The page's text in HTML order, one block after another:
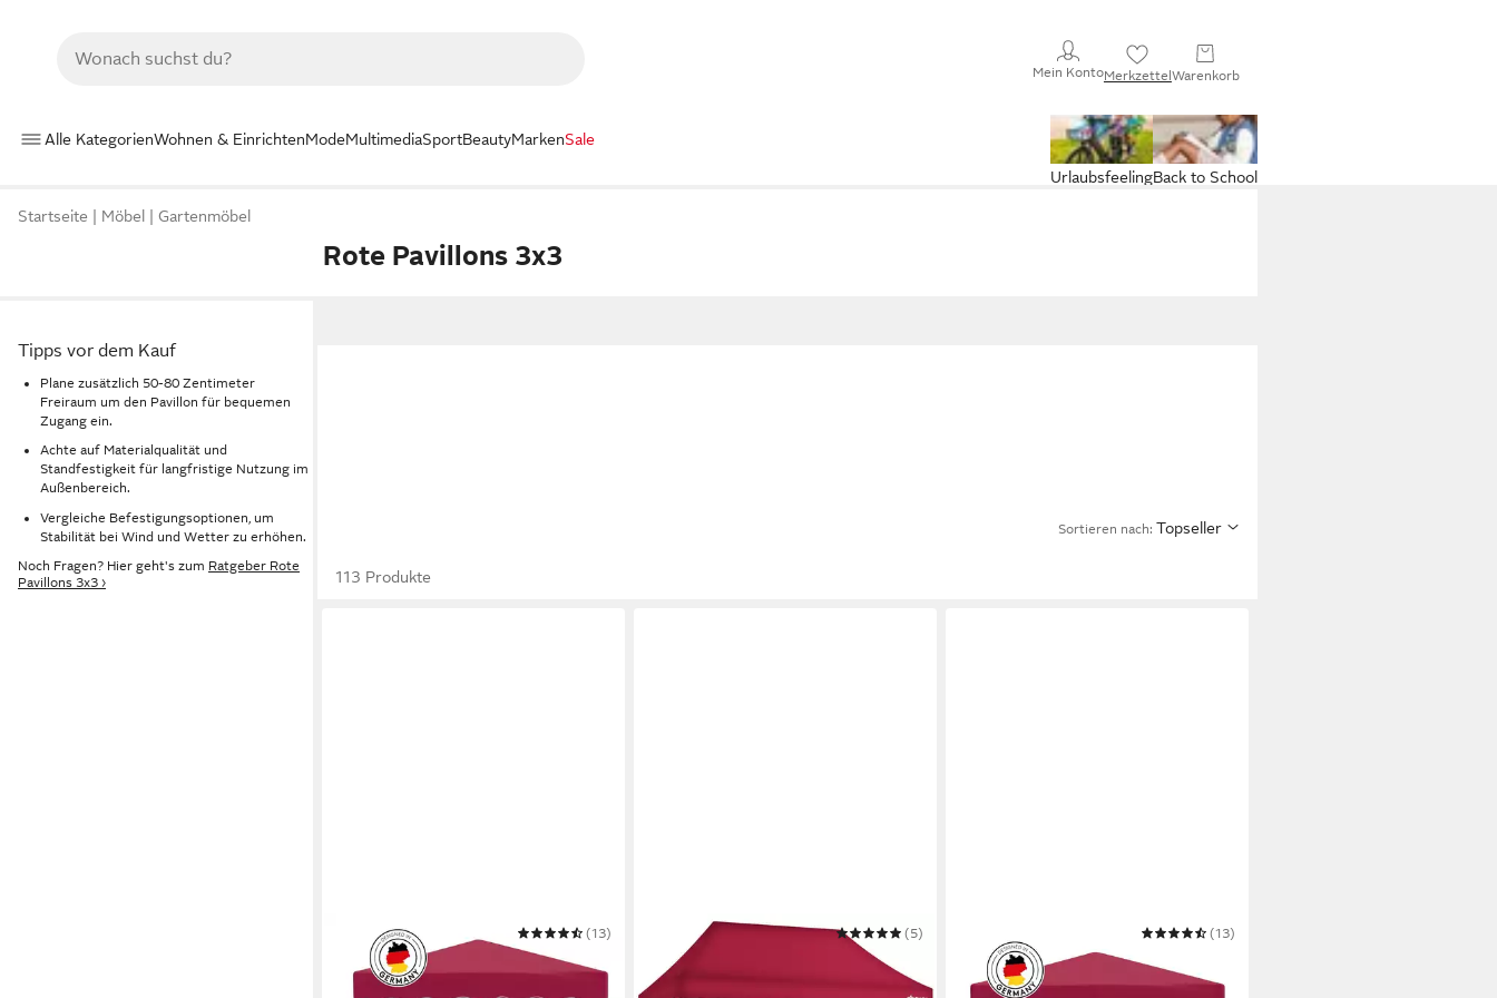
Mein KontoMerkzettelWarenkorb
Alle KategorienWohnen & EinrichtenModeMultimediaSportBeautyMarkenSale
Back to School
Urlaubsfeeling
Startseite Möbel Gartenmöbel
Rote Pavillons 3x3
Tipps vor dem Kauf
Plane zusätzlich 50-80 Zentimeter
Freiraum um den Pavillon für bequemen
Zugang ein.
Achte auf Materialqualität und
Standfestigkeit für langfristige Nutzung im
Außenbereich.
Vergleiche Befestigungsoptionen, um
Stabilität bei Wind und Wetter zu erhöhen.
Noch Fragen? Hier geht's zum Ratgeber Rote
Pavillons 3x3 ›
Sortieren nach: Topseller
113 Produkte
KRONENBURG
Faltpavillon 3x3 m wasserdicht -
Gartenpavillon, Partyzelt stabil, UV-
(13)
TILLVEX
Pavillon tillvex® Pavillon 3x6m
Wasserdicht Gartenzelt Faltpavillon
(5)
Faltpavillon 3x3 m wasserdicht -
Gartenpavillon, Partyzelt stabil, UV-
(13)